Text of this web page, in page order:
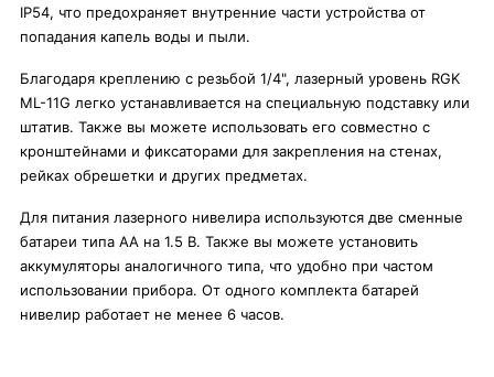
IP54, что предохраняет внутренние части устройства от
попадания капель воды и пыли.
Благодаря креплению с резьбой 1/4", лазерный уровень RGK
ML-11G легко устанавливается на специальную подставку или
штатив. Также вы можете использовать его совместно с
кронштейнами и фиксаторами для закрепления на стенах,
рейках обрешетки и других предметах.
Для питания лазерного нивелира используются две сменные
батареи типа АА на 1.5 В. Также вы можете установить
аккумуляторы аналогичного типа, что удобно при частом
использовании прибора. От одного комплекта батарей
нивелир работает не менее 6 часов.